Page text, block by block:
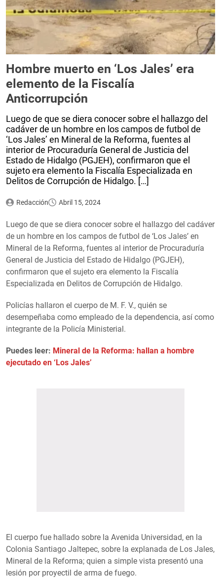
Hombre muerto en ‘Los Jales’ era
elemento de la Fiscalía
Anticorrupción
Luego de que se diera conocer sobre el hallazgo del
cadáver de un hombre en los campos de futbol de
‘Los Jales’ en Mineral de la Reforma, fuentes al
interior de Procuraduría General de Justicia del
Estado de Hidalgo (PGJEH), confirmaron que el
sujeto era elemento la Fiscalía Especializada en
Delitos de Corrupción de Hidalgo. […]
Redacción Abril 15, 2024
Luego de que se diera conocer sobre el hallazgo del cadáver
de un hombre en los campos de futbol de ‘Los Jales’ en
Mineral de la Reforma, fuentes al interior de Procuraduría
General de Justicia del Estado de Hidalgo (PGJEH),
confirmaron que el sujeto era elemento la Fiscalía
Especializada en Delitos de Corrupción de Hidalgo.
Policías hallaron el cuerpo de M. F. V., quién se
desempeñaba como empleado de la dependencia, así como
integrante de la Policía Ministerial.
Puedes leer: Mineral de la Reforma: hallan a hombre
ejecutado en ‘Los Jales’
El cuerpo fue hallado sobre la Avenida Universidad, en la
Colonia Santiago Jaltepec, sobre la explanada de Los Jales,
Mineral de la Reforma; quien a simple vista presentó una
lesión por proyectil de arma de fuego.